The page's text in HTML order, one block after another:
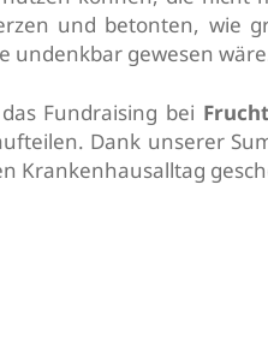
und betonten, wie
undenkbar gewesen
Fundraising bei
Dank unserer
Krankenhausalltag